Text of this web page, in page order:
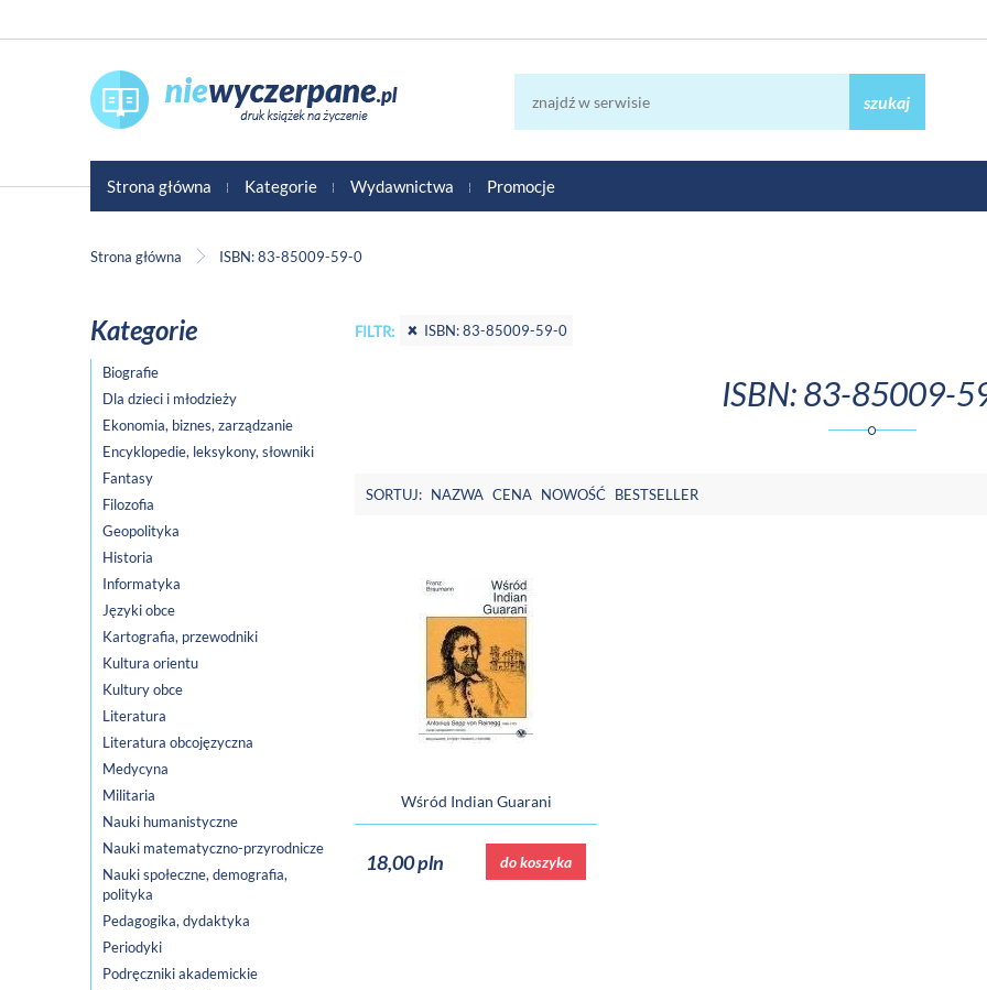
szukaj
Strona główna Kategorie Wydawnictwa Promocje
Strona główna ISBN: 83-85009-59-0
Kategorie
Biografie
Dla dzieci i młodzieży
Ekonomia, biznes, zarządzanie
Encyklopedie, leksykony, słowniki
Fantasy
Filozofia
Geopolityka
Historia
Informatyka
Języki obce
Kartografia, przewodniki
Kultura orientu
Kultury obce
Literatura
Literatura obcojęzyczna
Medycyna
Militaria
Nauki humanistyczne
Nauki matematyczno-przyrodnicze
Nauki społeczne, demografia,
polityka
Pedagogika, dydaktyka
Periodyki
Podręczniki akademickie
FILTR: ISBN: 83-85009-59-0
ISBN: 83-85009-
SORTUJ: NAZWA CENA NOWOŚĆ BESTSELLER
Wśród Indian Guarani
18,00 pln do koszyka